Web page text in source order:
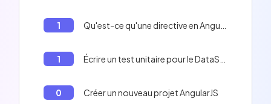
1
1
0 Créer un nouveau projet AngularJS